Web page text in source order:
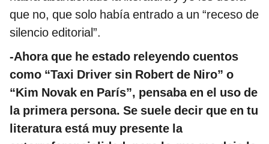
que no, que solo había entrado a un “receso de
silencio editorial”.
-Ahora que he estado releyendo cuentos
como “Taxi Driver sin Robert de Niro” o
“Kim Novak en París”, pensaba en el uso de
la primera persona. Se suele decir que en tu
literatura está muy presente la